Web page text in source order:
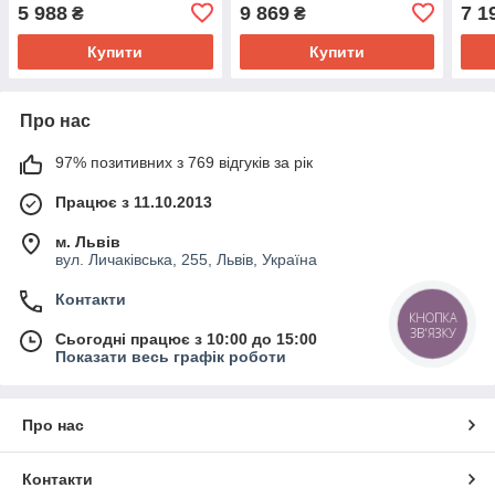
5 988 ₴
Купити
9 869₴
Купити
7
Про нас
97% позитивних з 769 відгуків за рік
Працює з 11.10.2013
м. Львів
вул. Личаківська, 255, Львів, Україна
Контакти
Сьогодні працює з 10:00 до 15:00
Показати весь графік роботи
Про нас
Контакти
КНОПКА
ЗВ'ЯЗКУ